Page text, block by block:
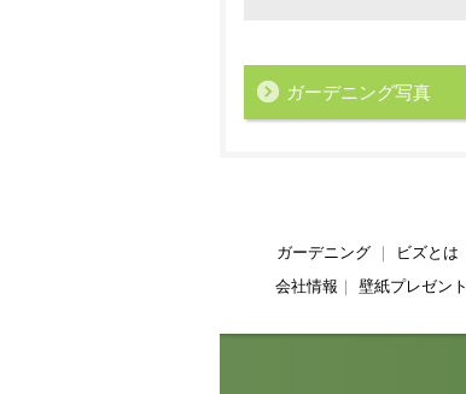
ガーデニング写真
ガーデニング｜ ビズとは
会社情報
壁紙プレゼント